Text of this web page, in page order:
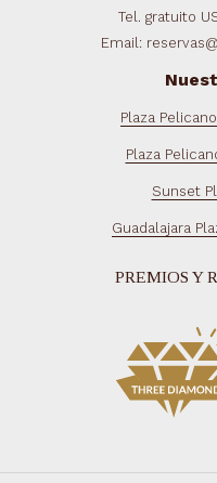
Tel. gratuito
Email:
Plaza
Plaza
Sunset
Guadalajara
PREMIOS Y